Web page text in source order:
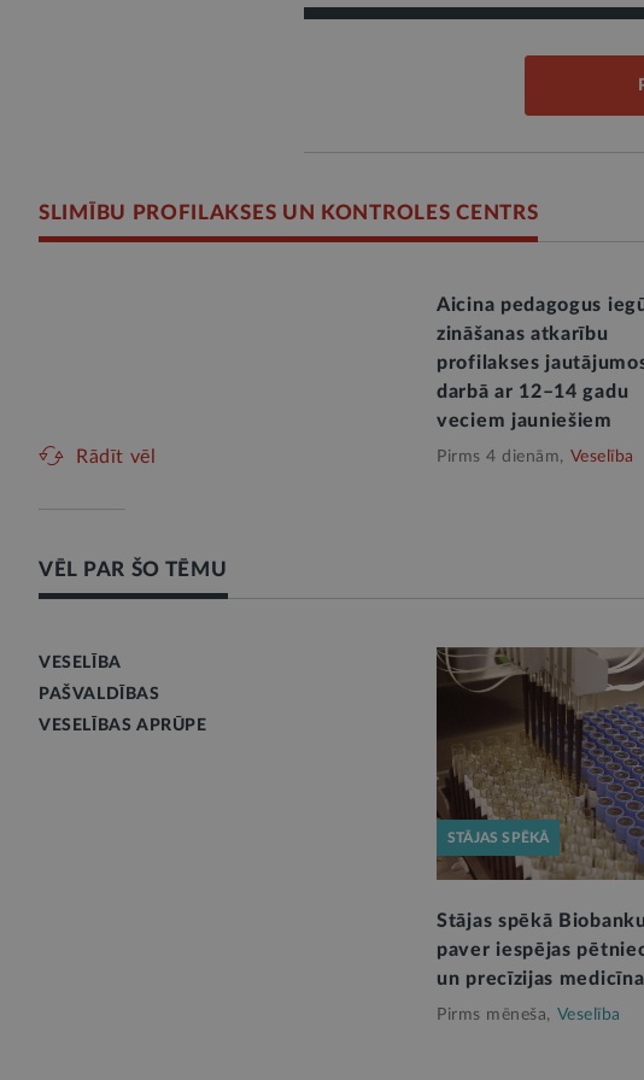
SLIMĪBU PROFILAKSES UN KONTROLES CENTRS
Aicina pedagogus
zināšanas atkarību
profilakses
darbā ar 12–14 gadu
veciem jauniešiem
Pirms 4 dienām, Veselība
Rādīt vēl
VĒL PAR ŠO TĒMU
VESELĪBA
PAŠVALDĪBAS
VESELĪBAS APRŪPE
STĀJAS SPĒKĀ
Stājas spēkā
paver iespējas
un precīzijas
Pirms mēneša, Veselība